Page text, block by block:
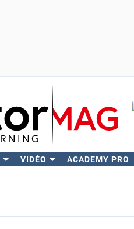
VIDÉO ACADEMY PRO